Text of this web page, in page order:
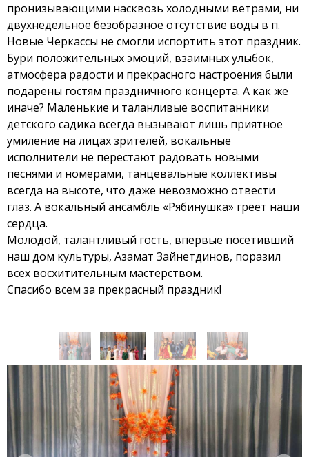
пронизывающими насквозь холодными ветрами, ни
двухнедельное безобразное отсутствие воды в п.
Новые Черкассы не смогли испортить этот праздник.
Бури положительных эмоций, взаимных улыбок,
атмосфера радости и прекрасного настроения были
подарены гостям праздничного концерта. А как же
иначе? Маленькие и таланливые воспитанники
детского садика всегда вызывают лишь приятное
умиление на лицах зрителей, вокальные
исполнители не перестают радовать новыми
песнями и номерами, танцевальные коллективы
всегда на высоте, что даже невозможно отвести
глаз. А вокальный ансамбль «Рябинушка» греет наши
сердца.
Молодой, талантливый гость, впервые посетивший
наш дом культуры, Азамат Зайнетдинов, поразил
всех восхитительным мастерством.
Спасибо всем за прекрасный праздник!